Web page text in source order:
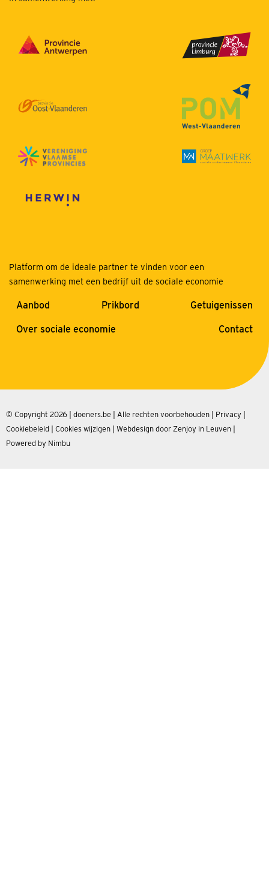
Platform om de ideale partner te vinden voor een
samenwerking met een bedrijf uit de sociale economie
Aanbod Prikbord Getuigenissen
Over sociale economie Contact
© Copyright 2026 | doeners.be | Alle rechten voorbehouden | Privacy
Cookiebeleid
Cookies wijzigen Webdesign door Zenjoy in Leuven
Powered by Nimbu